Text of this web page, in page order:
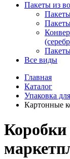
Пакеты из
Все виды
Главная
Каталог
Упаковка
Картонные
Коробки